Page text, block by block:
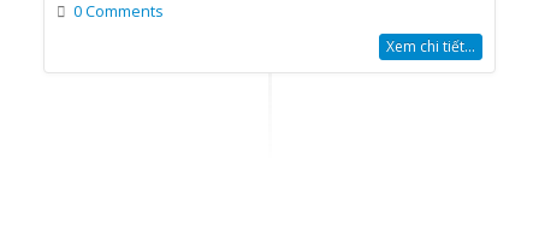
0 Comments
Xem chi tiết...